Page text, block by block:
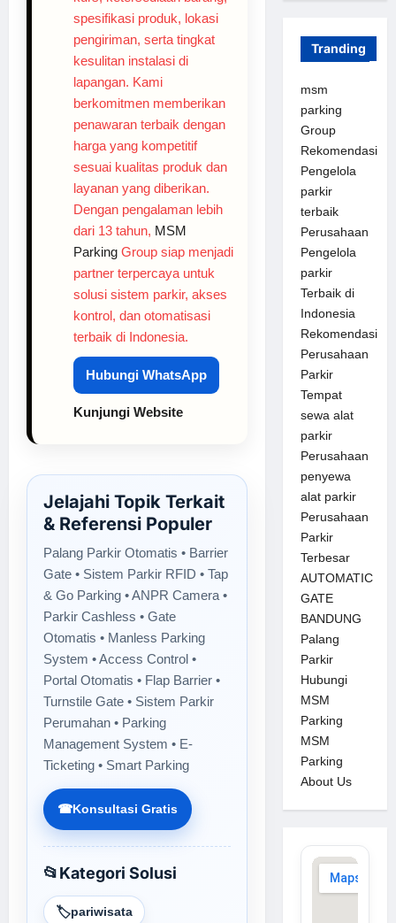
spesifikasi produk, lokasi
pengiriman, serta tingkat
kesulitan instalasi di
lapangan. Kami
berkomitmen memberikan
penawaran terbaik dengan
harga yang kompetitif
sesuai kualitas produk dan
layanan yang diberikan.
Dengan pengalaman lebih
dari 13 tahun, MSM
Parking Group siap menjadi
partner terpercaya untuk
solusi sistem parkir, akses
kontrol, dan otomatisasi
terbaik di Indonesia.
Hubungi WhatsApp
Kunjungi Website
Jelajahi Topik Terkait
& Referensi Populer
Palang Parkir Otomatis • Barrier
Gate • Sistem Parkir RFID • Tap
& Go Parking • ANPR Camera •
Parkir Cashless • Gate
Otomatis • Manless Parking
System • Access Control •
Portal Otomatis • Flap Barrier •
Turnstile Gate • Sistem Parkir
Perumahan • Parking
Management System • E-
Ticketing • Smart Parking
☎Konsultasi Gratis
📂Kategori Solusi
🏷️pariwisata
Tranding
msm
parking
Group
Rekomendasi
Pengelola
parkir
terbaik
Perusahaan
Pengelola
parkir
Terbaik di
Indonesia
Rekomendasi
Perusahaan
Parkir
Tempat
sewa alat
parkir
Perusahaan
penyewa
alat parkir
Perusahaan
Parkir
Terbesar
AUTOMATIC
GATE
BANDUNG
Palang
Parkir
Hubungi
MSM
Parking
MSM
Parking
About Us